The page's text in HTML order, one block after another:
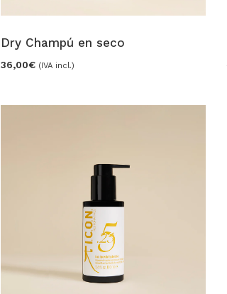
Dry Champú en seco
36,00€ (IVA incl.)